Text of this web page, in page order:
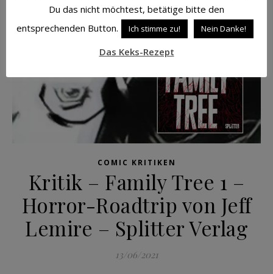
COMIC KRITIKEN
Kritik – Family Tree 1 –
Horror-Roadtrip von Jeff
Lemire – Splitter Verlag
13/06/2021
Du das nicht möchtest, betätige bitte den
entsprechenden Button.
Ich stimme zu! Nein Danke!
Das Keks-Rezept